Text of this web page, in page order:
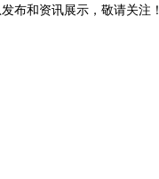
布和资讯展示，敬请关注！